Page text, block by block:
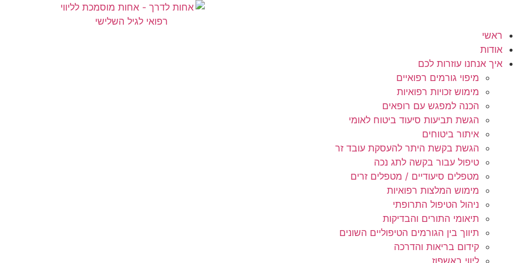
ראשי
אודות
איך אנחנו עוזרות לכם
מיפוי גורמים רפואיים
מימוש זכויות רפואיות
הכנה למפגש עם רופאים
הגשת תביעות סיעוד ביטוח לאומי
איתור ביטוחים
הגשת בקשת היתר להעסקת עובד זר
טיפול עבור בקשה לתג נכה
מטפלים סיעודיים / מטפלים זרים
מימוש המלצות רפואיות
ניהול הטיפול התרופתי
תיאומי התורים והבדיקות
תיווך בין הגורמים הטיפוליים השונים
קידום בריאות והדרכה
ליווי באשפוז